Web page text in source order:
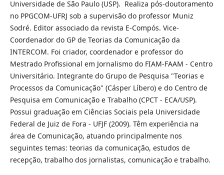
Universidade de São Paulo (USP). Realiza pós-doutoramento
no PPGCOM-UFRJ sob a supervisão do professor Muniz
Sodré. Editor associado da revista E-Compós. Vice-
Coordenador do GP de Teorias da Comunicação da
INTERCOM. Foi criador, coordenador e professor do
Mestrado Profissional em Jornalismo do FIAM-FAAM - Centro
Universitário. Integrante do Grupo de Pesquisa "Teorias e
Processos da Comunicação" (Cásper Líbero) e do Centro de
Pesquisa em Comunicação e Trabalho (CPCT - ECA/USP).
Possui graduação em Ciências Sociais pela Universidade
Federal de Juiz de Fora - UFJF (2009). Têm experiência na
área de Comunicação, atuando principalmente nos
seguintes temas: teorias da comunicação, estudos de
recepção, trabalho dos jornalistas, comunicação e trabalho.